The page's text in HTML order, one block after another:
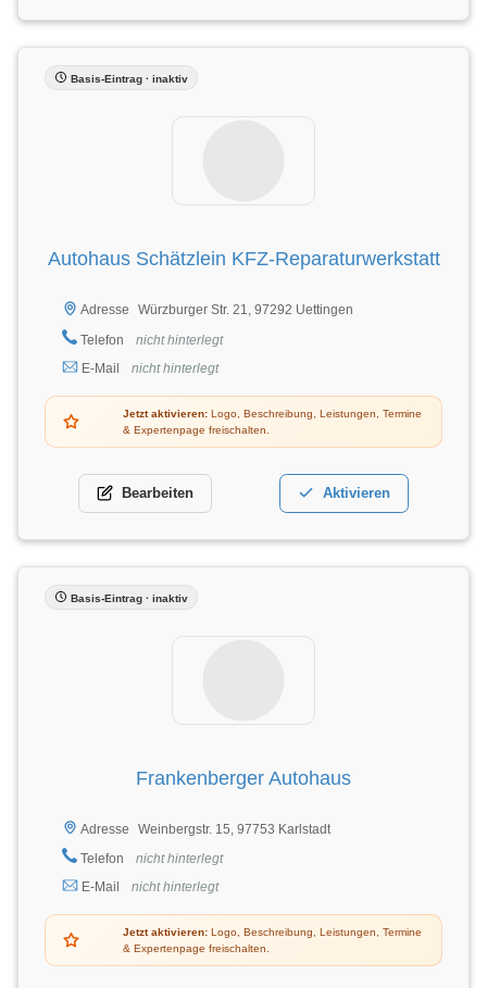
Basis-Eintrag · inaktiv
Autohaus Schätzlein KFZ-Reparaturwerkstatt
Adresse
Würzburger Str. 21, 97292 Uettingen
Telefon
nicht hinterlegt
E-Mail
nicht hinterlegt
Jetzt aktivieren: Logo, Beschreibung, Leistungen, Termine
& Expertenpage freischalten.
Bearbeiten Aktivieren
Basis-Eintrag · inaktiv
Frankenberger Autohaus
Adresse
Weinbergstr. 15, 97753 Karlstadt
Telefon
nicht hinterlegt
E-Mail
nicht hinterlegt
Jetzt aktivieren: Logo, Beschreibung, Leistungen, Termine
& Expertenpage freischalten.